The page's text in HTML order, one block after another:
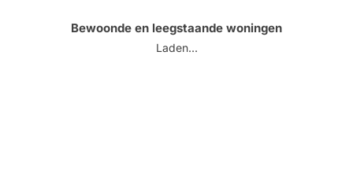
Bewoonde en leegstaande woningen
Laden...